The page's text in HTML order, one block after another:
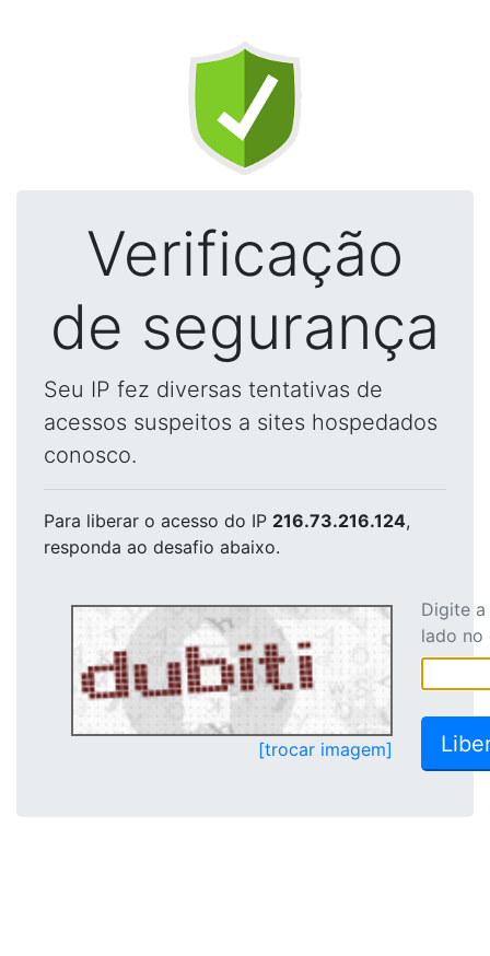
Verificação
de segurança
Seu IP fez diversas tentativas de
acessos suspeitos a sites hospedados
conosco.
Para liberar o acesso do IP 216.73.216.124,
responda ao desafio abaixo.
[trocar imagem]
Digite
lado no